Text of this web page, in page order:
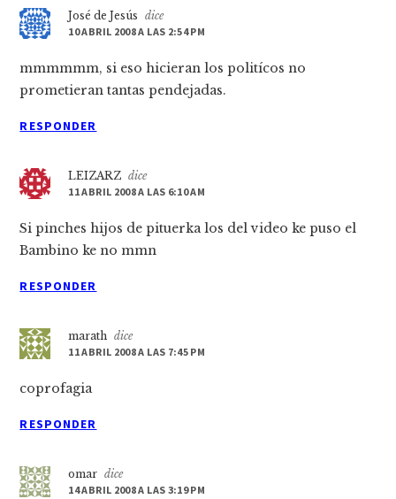
José de Jesús
dice
10 ABRIL 2008 A LAS 2:54 PM
mmmmmm, si eso hicieran los polití­cos no
prometieran tantas pendejadas.
RESPONDER
LEIZARZ dice
11 ABRIL 2008 A LAS 6:10 AM
Si pinches hijos de pituerka los del video ke puso el
Bambino ke no mmn
RESPONDER
marath dice
11 ABRIL 2008 A LAS 7:45 PM
coprofagia
RESPONDER
omar dice
14 ABRIL 2008 A LAS 3:19 PM